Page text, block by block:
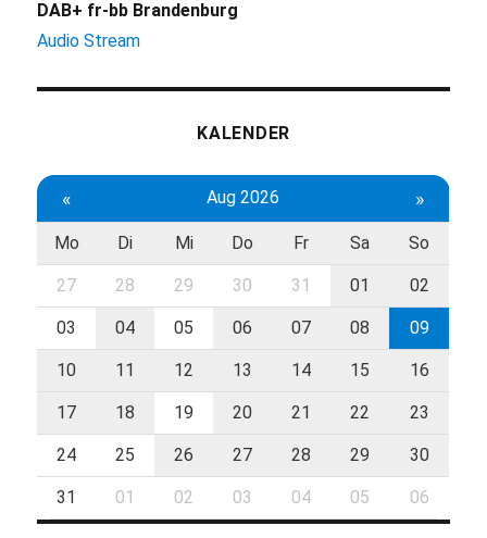
DAB+ fr-bb Brandenburg
Audio Stream
KALENDER
« Aug 2026 »
Mo Di Mi Do Fr Sa So
27 28 29 30 31 01 02
03 04 05 06 07 08 09
10 11 12 13 14 15 16
17 18 19 20 21 22 23
24 25 26 27 28 29 30
31 01 02 03 04 05 06